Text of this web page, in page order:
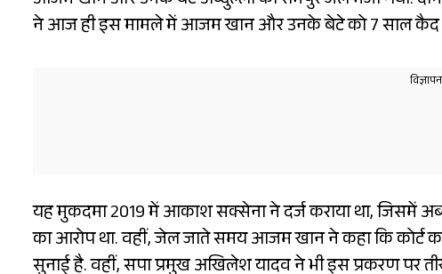
ने आज ही इस मामले में आजम खान और उनके बेटे को 7 साल कैद
यह मुकदमा 2019 में आकाश सक्सेना ने दर्ज कराया था, जिसमें
का आरोप था. वहीं, जेल जाते समय आजम खान ने कहा कि कोर्ट
सुनाई है. वहीं, सपा प्रमुख अखिलेश यादव ने भी इस प्रकरण पर तीखी